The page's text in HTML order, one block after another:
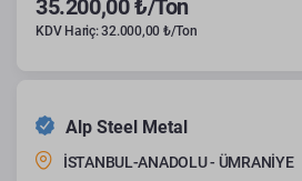
35.200,00 ₺/Ton
KDV Hariç: 32.000,00 ₺/Ton
Alp Steel Metal
İSTANBUL-ANADOLU - ÜMRANİYE